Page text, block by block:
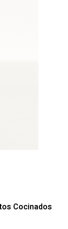
Cocinados